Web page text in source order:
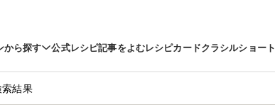
から探す 公式レシピ記事をよむレシピカードクラシルショート
索結果